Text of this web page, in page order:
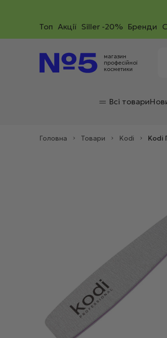
Toп Акції Siller -20% Бренди
магазин
професійної
косметики
Всі товари
Головна > Товари > Kodi > Kodi